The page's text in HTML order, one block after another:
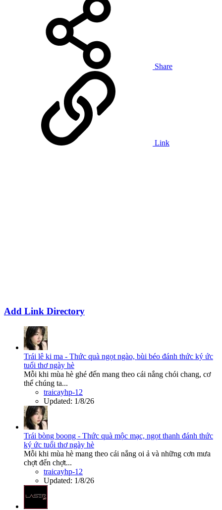
Share
Link
Add Link Directory
Trái lê ki ma - Thức quà ngọt ngào, bùi béo đánh thức ký ức
tuổi thơ ngày hè
Mỗi khi mùa hè ghé đến mang theo cái nắng chói chang, cơ
thể chúng ta...
traicayhp-12
Updated: 1/8/26
Trái bòng boong - Thức quà mộc mạc, ngọt thanh đánh thức
ký ức tuổi thơ ngày hè
Mỗi khi mùa hè mang theo cái nắng oi ả và những cơn mưa
chợt đến chợt...
traicayhp-12
Updated: 1/8/26